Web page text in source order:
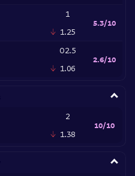
1
1.25
5.3/10
O2.5
1.06
2.6/10
2
1.38
10/10